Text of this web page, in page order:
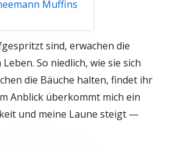
sind, erwachen die
So niedlich, wie sie sich
die Bäuche halten, findet ihr
Anblick überkommt mich ein
und meine Laune steigt —